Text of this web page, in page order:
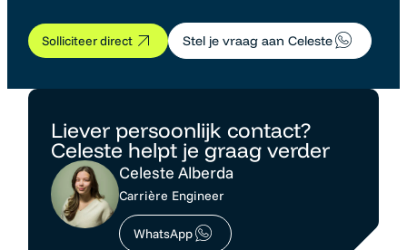
Solliciteer direct Stel je vraag aan Celeste
Liever persoonlijk contact?
Celeste helpt je graag verder
Celeste Alberda
Carrière Engineer
WhatsApp